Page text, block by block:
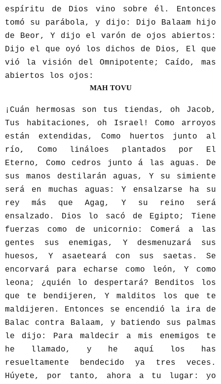
espíritu de Dios vino sobre él. Entonces
tomó su parábola, y dijo: Dijo Balaam hijo
de Beor, Y dijo el varón de ojos abiertos:
Dijo el que oyó los dichos de Dios, El que
vió la visión del Omnipotente; Caído, mas
abiertos los ojos:
MAH TOVU
¡Cuán hermosas son tus tiendas, oh Jacob,
Tus habitaciones, oh Israel! Como arroyos
están extendidas, Como huertos junto al
río, Como lináloes plantados por El
Eterno, Como cedros junto á las aguas. De
sus manos destilarán aguas, Y su simiente
será en muchas aguas: Y ensalzarse ha su
rey más que Agag, Y su reino será
ensalzado. Dios lo sacó de Egipto; Tiene
fuerzas como de unicornio: Comerá a las
gentes sus enemigas, Y desmenuzará sus
huesos, Y asaeteará con sus saetas. Se
encorvará para echarse como león, Y como
leona; ¿quién lo despertará? Benditos los
que te bendijeren, Y malditos los que te
maldijeren. Entonces se encendió la ira de
Balac contra Balaam, y batiendo sus palmas
le dijo: Para maldecir a mis enemigos te
he llamado, y he aquí los has
resueltamente bendecido ya tres veces.
Húyete, por tanto, ahora a tu lugar: yo